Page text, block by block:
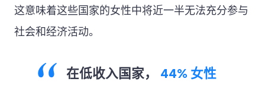
这意味着这些国家的女性中将近一半无法充分参与
社会和经济活动。
在低收入国家， 44% 女性